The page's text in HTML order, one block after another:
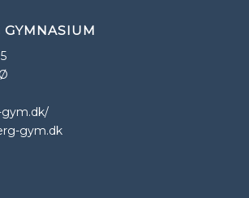
GYMNASIUM
gym.dk